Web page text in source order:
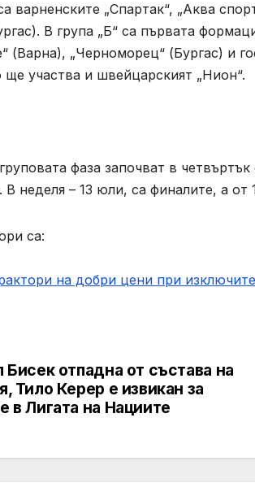
варненските „Спартак“, „Аква
В група „Б“ са първата
(Варна), „Черноморец“ (Бургас) и
ще участва и швейцарският „Нион“.
фаза започват в
неделя – 13 юли, са финалите, а от
са:
на добри цени при
Бисек отпадна от състава на
Тило Керер е извикан за
в Лигата на Нациите